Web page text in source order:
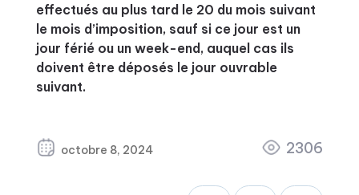
effectués au plus tard le 20 du mois suivant
le mois d’imposition, sauf si ce jour est un
jour férié ou un week-end, auquel cas ils
doivent être déposés le jour ouvrable
suivant.
octobre 8, 2024 2306